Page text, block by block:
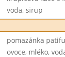
voda, sirup
pomazánka
ovoce, mléko,